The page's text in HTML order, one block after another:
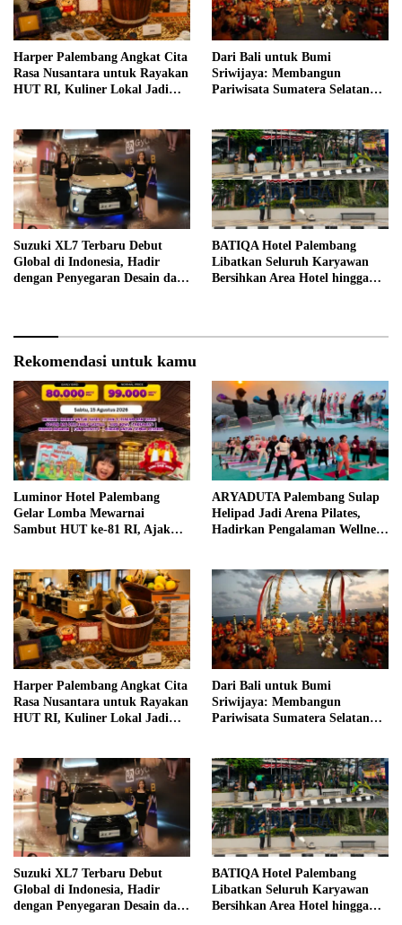
Harper Palembang Angkat Cita
Rasa Nusantara untuk Rayakan
HUT RI, Kuliner Lokal Jadi
Dari Bali untuk Bumi
Sriwijaya: Membangun
Pariwisata Sumatera Selatan
Suzuki XL7 Terbaru Debut
Global di Indonesia, Hadir
dengan Penyegaran Desain dan
BATIQA Hotel Palembang
Libatkan Seluruh Karyawan
Bersihkan Area Hotel hingga
Rekomendasi untuk kamu
Luminor Hotel Palembang
Gelar Lomba Mewarnai
Sambut HUT ke-81 RI, Ajak
ARYADUTA Palembang Sulap
Helipad Jadi Arena Pilates,
Hadirkan Pengalaman Wellness
Harper Palembang Angkat Cita
Rasa Nusantara untuk Rayakan
HUT RI, Kuliner Lokal Jadi
Dari Bali untuk Bumi
Sriwijaya: Membangun
Pariwisata Sumatera Selatan
Suzuki XL7 Terbaru Debut
Global di Indonesia, Hadir
dengan Penyegaran Desain dan
BATIQA Hotel Palembang
Libatkan Seluruh Karyawan
Bersihkan Area Hotel hingga